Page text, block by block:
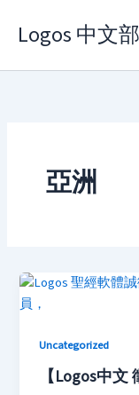
Logos 中文
亞洲
Uncategorized
【Logos中